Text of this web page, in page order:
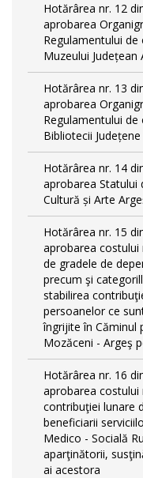
Hotărârea nr. 12
aprobarea
Regulamentului
Muzeului Județean
Hotărârea nr. 13
aprobarea
Regulamentului
Bibliotecii
Hotărârea nr. 14
aprobarea Statului
Cultură și Arte
Hotărârea nr. 15
aprobarea
de gradele de
precum şi
stabilirea
persoanelor ce
îngrijite în Căminul
Mozăceni - Argeş
Hotărârea nr. 16
aprobarea costului
contribuţiei lunare
beneficiarii
Medico - Socială
aparţinătorii,
ai acestora